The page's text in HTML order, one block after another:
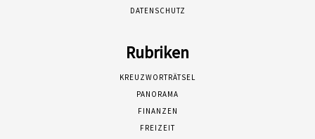
DATENSCHUTZ
Rubriken
KREUZWORTRÄTSEL
PANORAMA
FINANZEN
FREIZEIT